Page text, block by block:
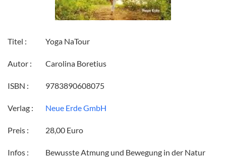
Titel : Yoga NaTour
Autor : Carolina Boretius
ISBN : 9783890608075
Verlag : Neue Erde GmbH
Preis : 28,00 Euro
Infos : Bewusste Atmung und Bewegung in der Natur